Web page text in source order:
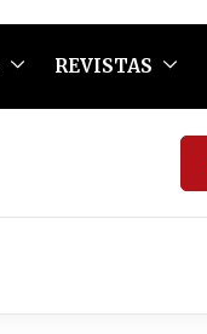
REVISTAS